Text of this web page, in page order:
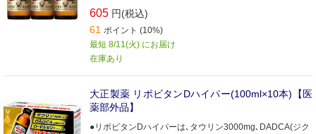
巴戟天ハゲキテン、ローヤルゼリーの計4種の生薬を配
合。
605 円(税込)
61 ポイント (10%)
最短 8/11(火) にお届け
在庫あり
大正製薬 リポビタンDハイパー(100ml×10本)【医
薬部外品】
●リポビタンDハイパーは､タウリン3000mg､DADCA(ジク